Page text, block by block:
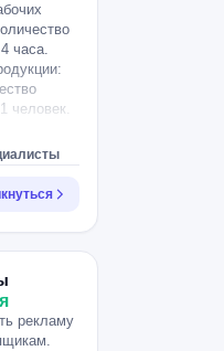
часа.
человек.
рекламу